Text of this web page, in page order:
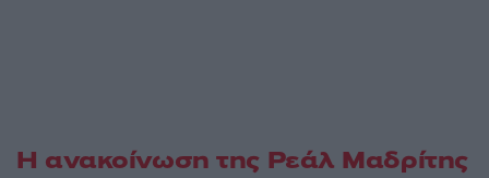
Η ανακοίνωση της Ρεάλ Μαδρίτης